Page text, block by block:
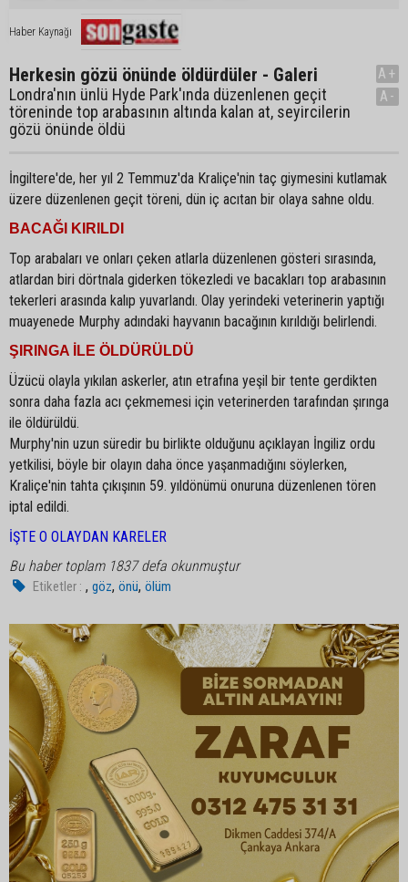
Haber Kaynağı
Herkesin gözü önünde öldürdüler - Galeri
Londra'nın ünlü Hyde Park'ında düzenlenen geçit
töreninde top arabasının altında kalan at, seyircilerin
gözü önünde öldü
A+
A-
İngiltere'de, her yıl 2 Temmuz'da Kraliçe'nin taç giymesini kutlamak
üzere düzenlenen geçit töreni, dün iç acıtan bir olaya sahne oldu.
BACAĞI KIRILDI
Top arabaları ve onları çeken atlarla düzenlenen gösteri sırasında,
atlardan biri dörtnala giderken tökezledi ve bacakları top arabasının
tekerleri arasında kalıp yuvarlandı. Olay yerindeki veterinerin yaptığı
muayenede Murphy adındaki hayvanın bacağının kırıldığı belirlendi.
ŞIRINGA İLE ÖLDÜRÜLDÜ
Üzücü olayla yıkılan askerler, atın etrafına yeşil bir tente gerdikten
sonra daha fazla acı çekmemesi için veterinerden tarafından şırınga
ile öldürüldü.
Murphy'nin uzun süredir bu birlikte olduğunu açıklayan İngiliz ordu
yetkilisi, böyle bir olayın daha önce yaşanmadığını söylerken,
Kraliçe'nin tahta çıkışının 59. yıldönümü onuruna düzenlenen tören
iptal edildi.
İŞTE O OLAYDAN KARELER
Bu haber toplam 1837 defa okunmuştur
Etiketler : ,göz,önü,ölüm